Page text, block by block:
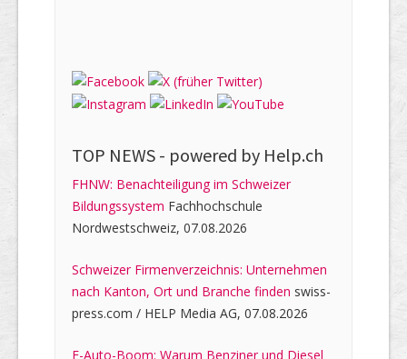
TOP NEWS - powered by Help.ch
FHNW: Benachteiligung im Schweizer
Bildungssystem Fachhochschule
Nordwestschweiz, 07.08.2026
Schweizer Firmenverzeichnis: Unternehmen
nach Kanton, Ort und Branche finden swiss-
press.com / HELP Media AG, 07.08.2026
E-Auto-Boom: Warum Benziner und Diesel